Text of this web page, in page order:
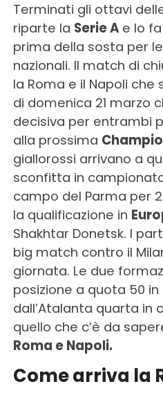
Terminati gli ottavi
riparte la Serie A e lo
prima della sosta per
nazionali. Il match di
la Roma e il Napoli che
di domenica 21 marzo
decisiva per entrambi
alla prossima
giallorossi arrivano a
sconfitta in
campo del Parma per
la qualificazione in
Shakhtar Donetsk. I
big match contro il
giornata. Le due
posizione a quota 50
dall’Atalanta quarta in
quello che c’è da
Roma e Napoli.
Come arriva la